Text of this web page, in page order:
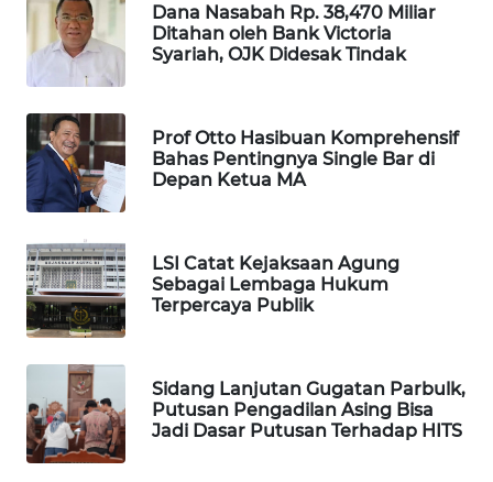
Dana Nasabah Rp. 38,470 Miliar
Ditahan oleh Bank Victoria
Syariah, OJK Didesak Tindak
Prof Otto Hasibuan Komprehensif
Bahas Pentingnya Single Bar di
Depan Ketua MA
LSI Catat Kejaksaan Agung
Sebagai Lembaga Hukum
Terpercaya Publik
Sidang Lanjutan Gugatan Parbulk,
Putusan Pengadilan Asing Bisa
Jadi Dasar Putusan Terhadap HITS
WAHANA
TV
WAHANANEWS
ID
WAHANANEWS
CO ID
WAHANANEWS
NET
WAHANA
SPORT
WAHANA
UMKM